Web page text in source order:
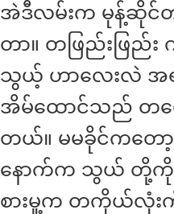
အဲဒီလမ်းက မုန့်ဆိုင်တ
တာ။ တဖြည်းဖြည်း
သွယ့် ဟာလေးလဲ အ
အိမ်ထောင်သည် တယ
တယ်။ မမခိုင်ကတေ
နောက်က သွယ် တို့ကို
စားမှု့က တကိုယ်လုံးကို